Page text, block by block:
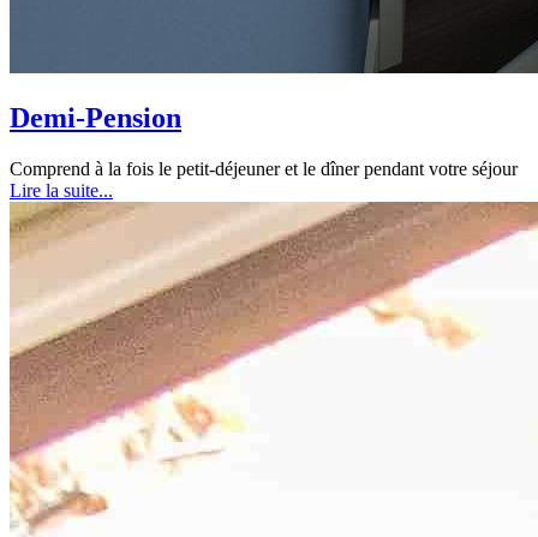
Demi-Pension
Comprend à la fois le petit-déjeuner et le dîner pendant votre séjour
Lire la suite...